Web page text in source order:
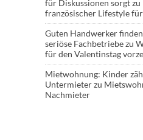
für Diskussionen sorgtzu
französischer Lifestyle
Guten Handwerker
seriöse Fachbetriebezu
für den Valentinstag
Mietwohnung: Kinder
Untermieterzu
Nachmieter